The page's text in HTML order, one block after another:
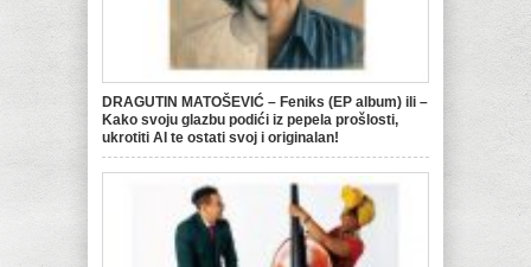
DRAGUTIN MATOŠEVIĆ – Feniks (EP album) ili –
Kako svoju glazbu podići iz pepela prošlosti,
ukrotiti AI te ostati svoj i originalan!